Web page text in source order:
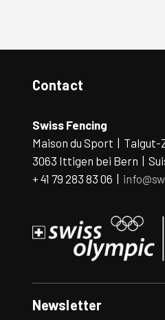
Contact
Swiss Fencing
Maison du Sport | Talgut-
3063 Ittigen bei Bern |
+ 41 79 283 83 06 |
Newsletter